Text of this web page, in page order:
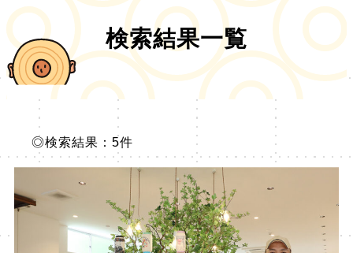
検索結果一覧
◎検索結果：5件